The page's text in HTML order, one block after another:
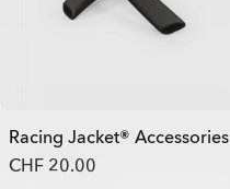
Racing Jacket® Accessories
CHF 20.00